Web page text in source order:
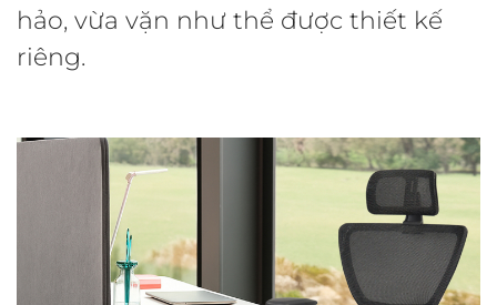
hảo, vừa vặn như thể được thiết kế
riêng.